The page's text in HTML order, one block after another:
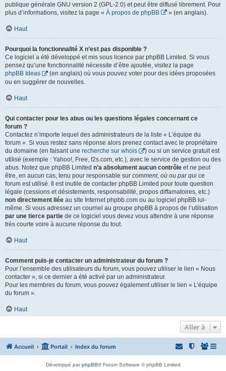
publique générale GNU version 2 (GPL-2.0) et peut être diffusé librement. Pour
plus d’informations, visitez la page « À propos de phpBB » (en anglais).
Haut
Pourquoi la fonctionnalité X n’est pas disponible ?
Ce logiciel a été développé et mis sous licence par phpBB Limited. Si vous
pensez qu’une fonctionnalité nécessite d’être ajoutée, visitez la page
phpBB Ideas
(en anglais) où vous pouvez voter pour des idées proposées
ou en suggérer de nouvelles.
Haut
Qui contacter pour les abus ou les questions légales concernant ce
forum ?
Contactez n’importe lequel des administrateurs de la liste « L’équipe du
forum ». Si vous restez sans réponse alors prenez contact avec le propriétaire
du domaine (en faisant une recherche sur whois
) ou si un service gratuit est
utilisé (exemple : Yahoo!, Free, f2s.com, etc.), avec le service de gestion ou des
abus. Notez que phpBB Limited n’a absolument aucun contrôle et ne peut
être, en aucun cas, tenu pour responsable sur comment, où ou par qui ce
forum est utilisé. Il est inutile de contacter phpBB Limited pour toute question
légale (cessions et désistements, responsabilité, propos diffamatoires, etc.)
non directement liée au site Internet phpbb.com ou au logiciel phpBB lui-
même. Si vous adressez un courriel au groupe phpBB à propos de l’utilisation
par une tierce partie de ce logiciel vous devez vous attendre à une réponse
très courte voire à aucune réponse du tout.
Haut
Comment puis-je contacter un administrateur du forum ?
Pour l’ensemble des utilisateurs du forum, vous pouvez utiliser le lien « Nous
contacter », si ce dernier a été activé par un administrateur.
Pour les membres du forum, vous pouvez également utiliser le lien « L’équipe
du forum ».
Haut
Aller à
Accueil Portail Index du forum
Développé parphpBB® Forum Software © phpBB Limited